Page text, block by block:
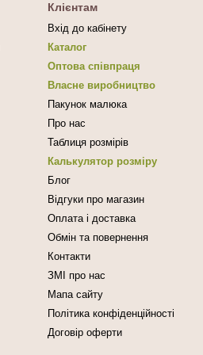
Клієнтам
Вхід до кабінету
Каталог
Оптова співпраця
Власне виробництво
Пакунок малюка
Про нас
Таблиця розмірів
Калькулятор розміру
Блог
Відгуки про магазин
Оплата і доставка
Обмін та повернення
Контакти
ЗМІ про нас
Мапа сайту
Політика конфіденційності
Договір оферти